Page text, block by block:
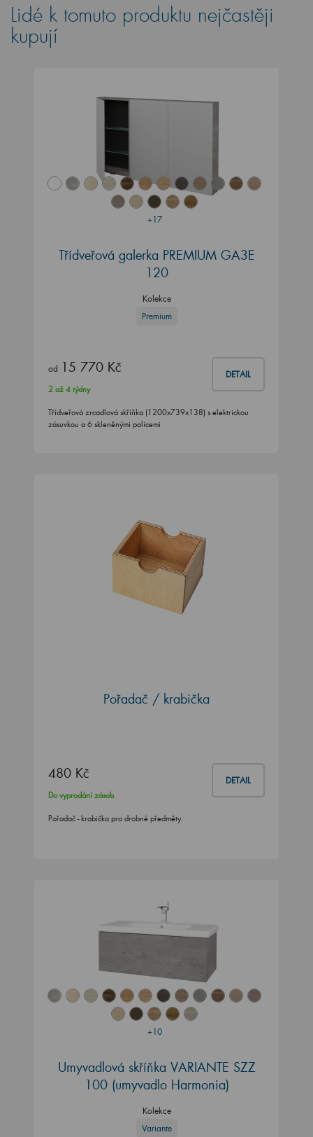
Lidé k tomuto produktu nejčastěji
kupují
+17
Třídveřová galerka PREMIUM GA3E
120
Kolekce
Premium
od 15 770 Kč DETAIL
2 až 4 týdny
Třídveřová zrcadlová skříňka (1200x739x138) s elektrickou
zásuvkou a 6 skleněnými policemi
Pořadač / krabička
480 Kč DETAIL
Do vyprodání zásob
Pořadač - krabička pro drobné předměty.
+10
Umyvadlová skříňka VARIANTE SZZ
100 (umyvadlo Harmonia)
Kolekce
Variante